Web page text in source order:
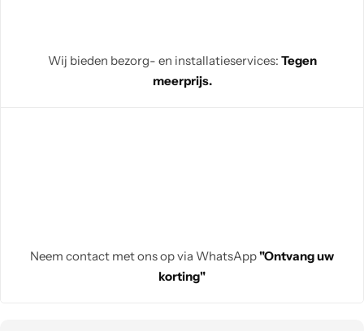
Wij bieden bezorg- en installatieservices: Tegen
meerprijs.
Neem contact met ons op via WhatsApp"Ontvang uw
korting"